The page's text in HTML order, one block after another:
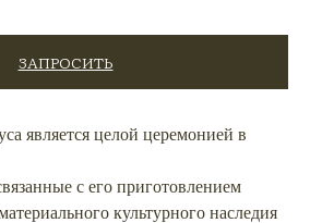
ЗАПРОСИТЬ
является целой церемонией в
с его приготовлением
культурного наследия